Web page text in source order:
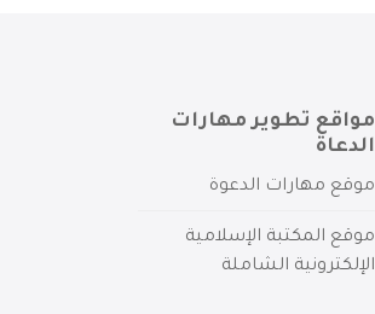
مواقع تطوير مهارات
الدعاة
موقع مهارات الدعوة
موقع المكتبة الإسلامية
الإلكترونية الشاملة